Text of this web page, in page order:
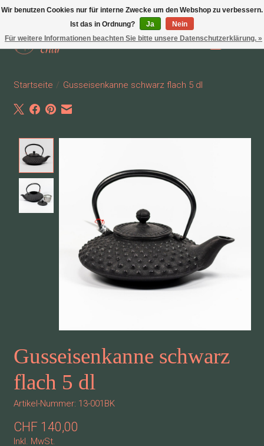
Wunschzettel
Ihr
Startseite / Gusseisenkanne schwarz flach 5 dl
Gusseisenkanne schwarz
flach 5 dl
Artikel-Nummer: 13-001BK
CHF 140,00
Inkl. MwSt.
Wir benutzen Cookies nur für interne Zwecke um den Webshop zu verbessern.
Ist das in Ordnung?
Ja
Nein
Für weitere Informationen beachten Sie bitte unsere Datenschutzerklärung. »